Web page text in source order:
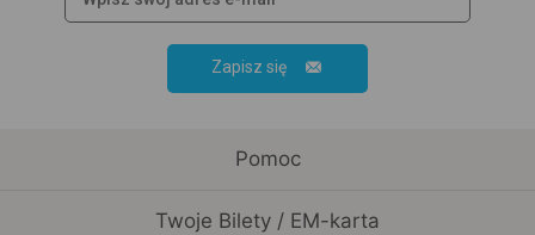
Zapisz się
Pomoc
Twoje Bilety / EM-karta